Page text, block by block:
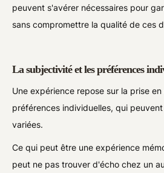
peuvent s'avérer nécessaires pour
sans compromettre la qualité de ces
La subjectivité et les préférences
Une expérience repose sur la prise
préférences individuelles, qui
variées.
Ce qui peut être une expérience
peut ne pas trouver d'écho chez un